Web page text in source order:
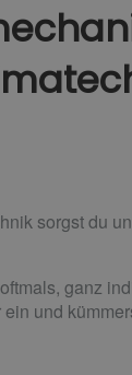
sorgst du
ganz
und